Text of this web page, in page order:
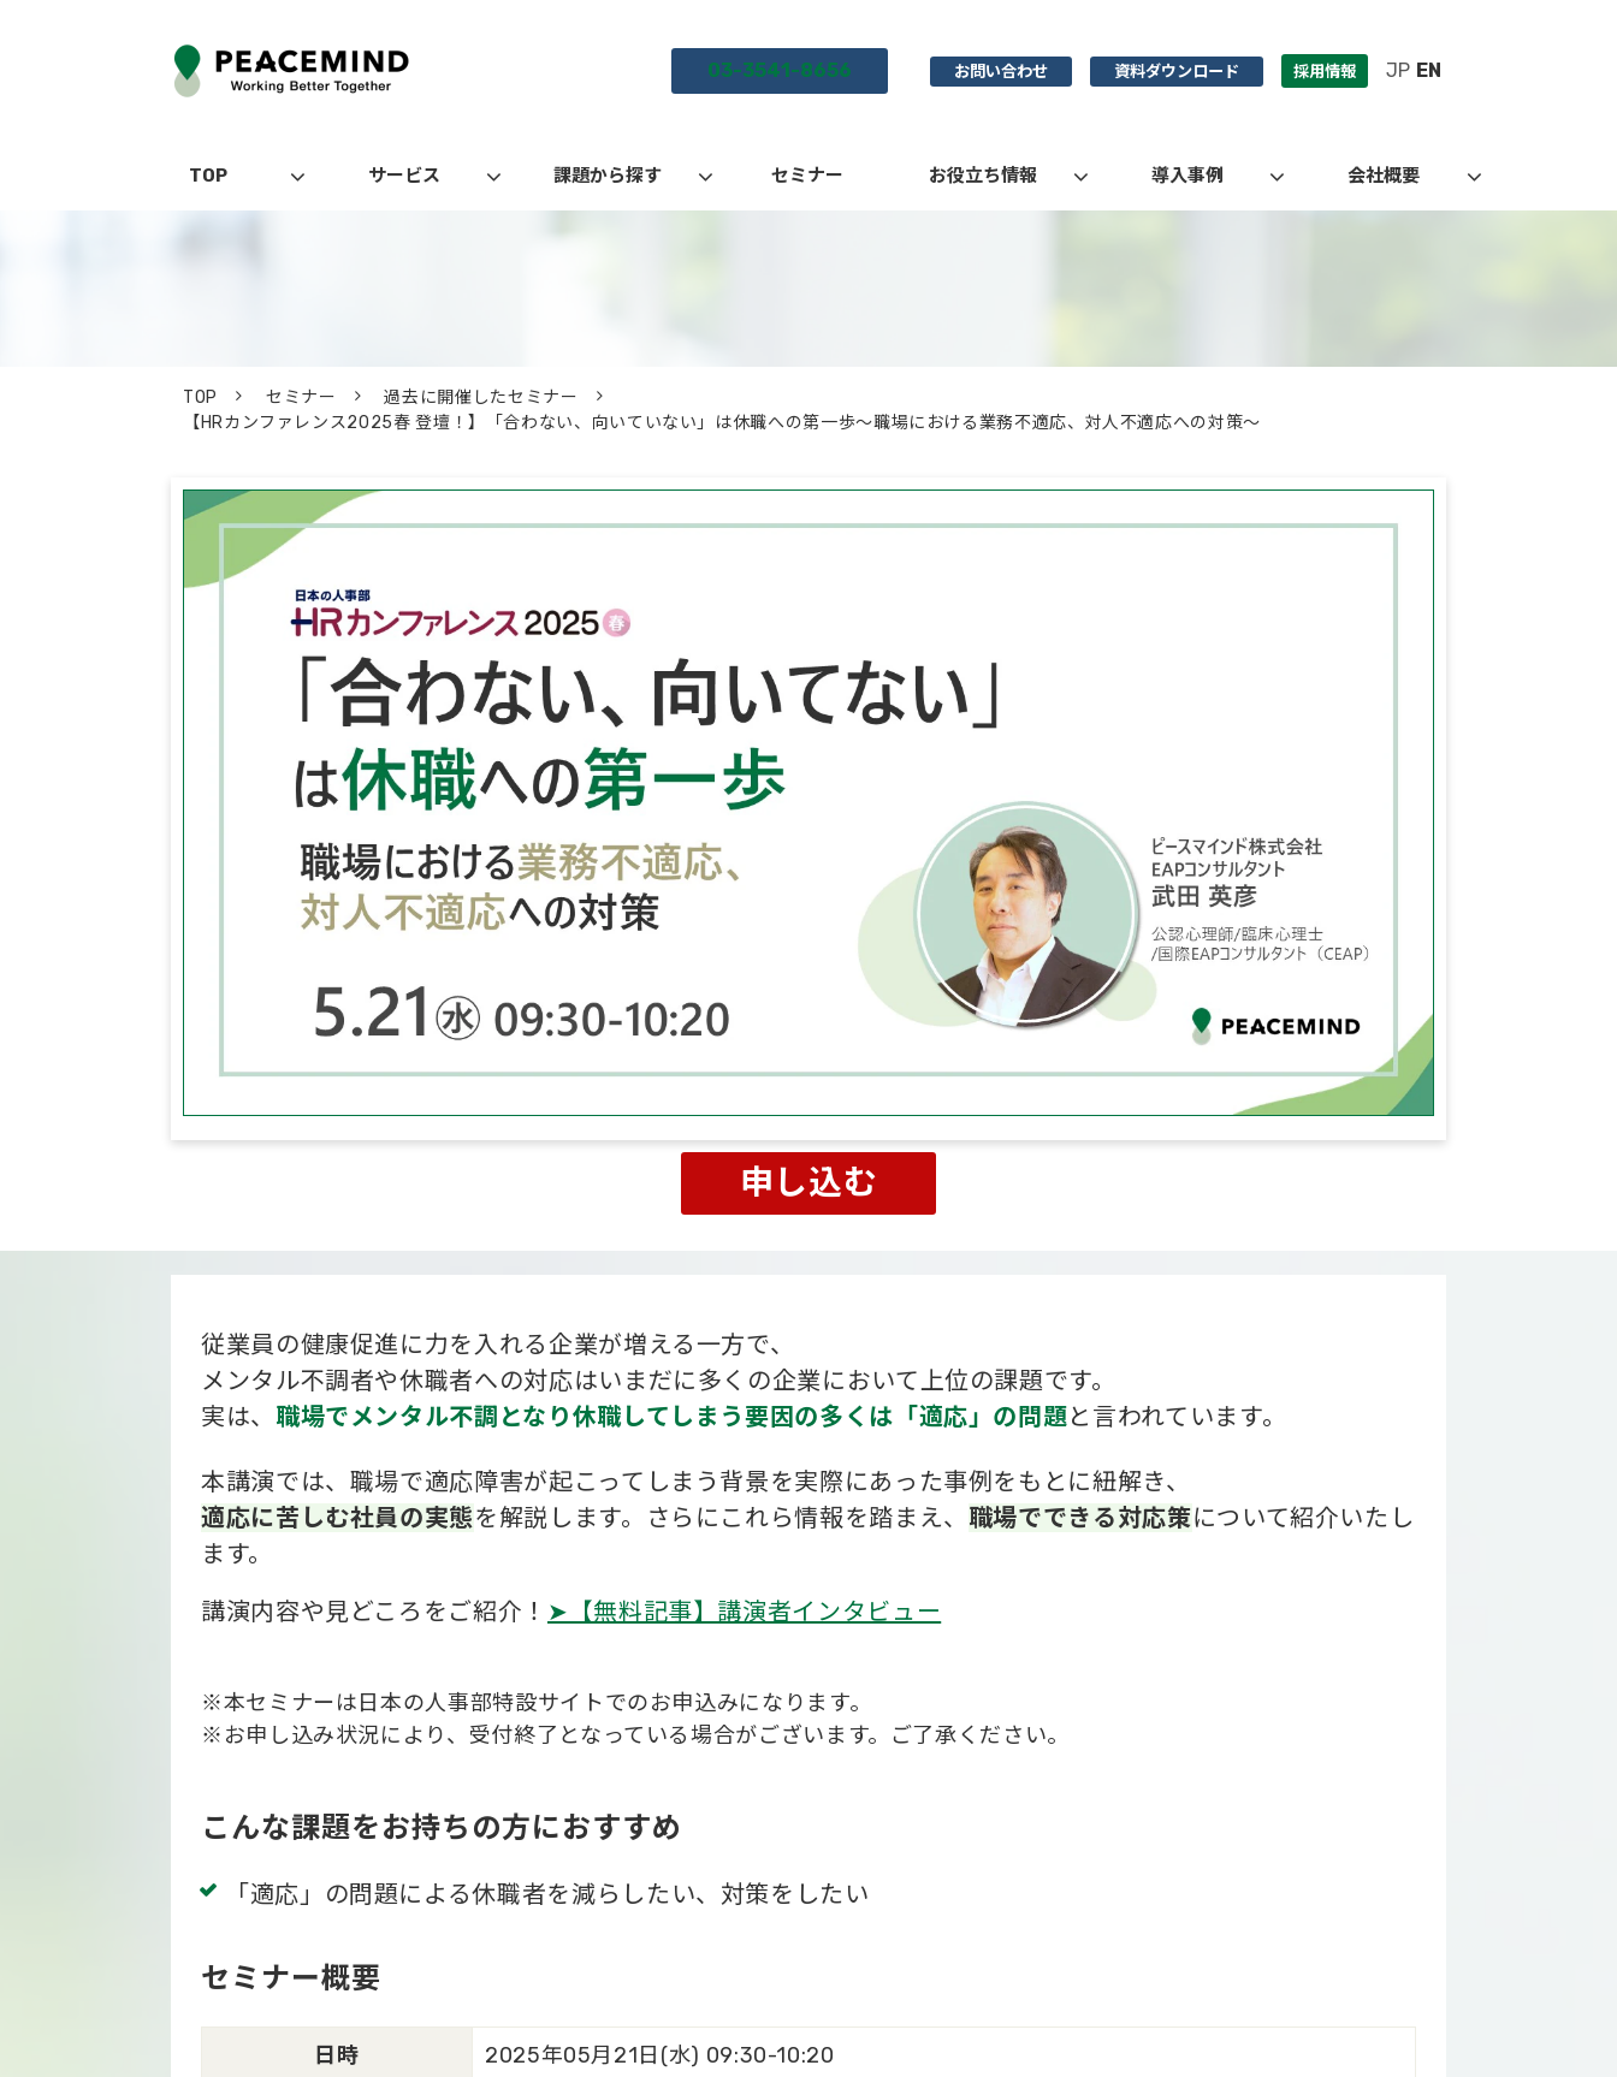
03-3541-8656 お問い合わせ 資料ダウンロード 採用情報 JP EN
TOP サービス 課題から探す セミナー お役立ち情報 導入事例 会社概要
TOP セミナー
過去に開催したセミナー
【HRカンファレンス2025春 登壇！】「合わない、向いていない」は休職への第一歩～職場における業務不適応、対人不適応への対策～
申し込む
従業員の健康促進に力を入れる企業が増える一方で、
メンタル不調者や休職者への対応はいまだに多くの企業において上位の課題です。
実は、 職場でメンタル不調となり休職してしまう要因の多くは「適応」の問題と言われています。
本講演では、職場で適応障害が起こってしまう背景を実際にあった事例をもとに紐解き、
適応に苦しむ社員の実態を解説します。さ らにこれら情報を踏まえ、 職場でできる対応策について紹介いたし
ます。
講演内容や見どころをご紹介！ ➤【無料記事】講演者インタビュー
※本セミナーは日本の人事部特設サイトでのお申込みになります。
※お申し込み状況により、受付終了となっている場合がございます。ご了承ください。
こんな課題をお持ちの方におすすめ
「適応」の問題による休職者を減らしたい、対策をしたい
セミナー概要
日時 2025年05月21日(水) 09:30-10:20